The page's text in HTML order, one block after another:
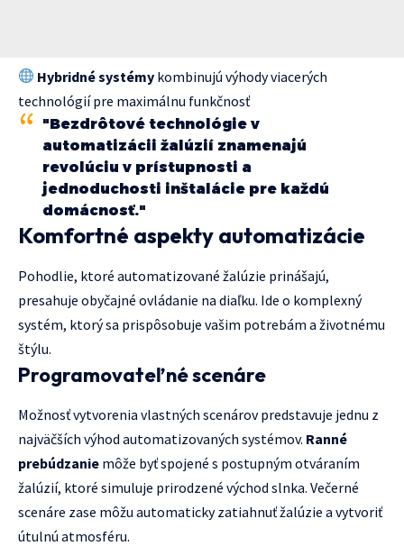
Hybridné systémy kombinujú výhody viacerých
technológií pre maximálnu funkčnosť
"Bezdrôtové technológie v
automatizácii žalúzií znamenajú
revolúciu v prístupnosti a
jednoduchosti inštalácie pre každú
domácnosť."
Komfortné aspekty automatizácie
Pohodlie, ktoré automatizované žalúzie prinášajú,
presahuje obyčajné ovládanie na diaľku. Ide o komplexný
systém, ktorý sa prispôsobuje vašim potrebám a životnému
štýlu.
Programovateľné scenáre
Možnosť vytvorenia vlastných scenárov predstavuje jednu z
najväčších výhod automatizovaných systémov. Ranné
prebúdzanie môže byť spojené s postupným otváraním
žalúzií, ktoré simuluje prirodzené východ slnka. Večerné
scenáre zase môžu automaticky zatiahnuť žalúzie a vytvoriť
útulnú atmosféru.